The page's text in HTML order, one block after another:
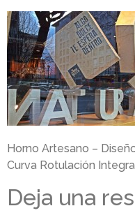
Horno Artesano –
Curva Rotulación
Deja una